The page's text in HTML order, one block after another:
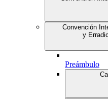
Convención
y
Preámbulo